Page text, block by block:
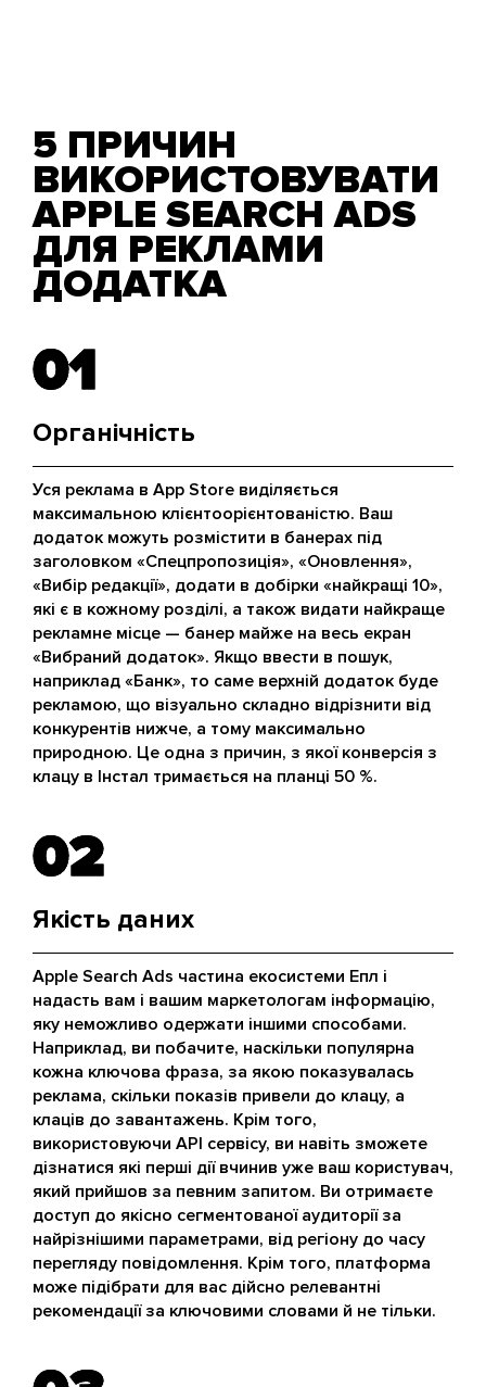
5 ПРИЧИН
ВИКОРИСТОВУВАТИ
APPLE SEARCH ADS
ДЛЯ РЕКЛАМИ
ДОДАТКА
01
01
Органічність
Уся реклама в App Store виділяється
максимальною клієнтоорієнтованістю. Ваш
додаток можуть розмістити в банерах під
заголовком «Спецпропозиція», «Оновлення»,
«Вибір редакції», додати в добірки «найкращі 10»,
які є в кожному розділі, а також видати найкраще
рекламне місце — банер майже на весь екран
«Вибраний додаток». Якщо ввести в пошук,
наприклад «Банк», то саме верхній додаток буде
рекламою, що візуально складно відрізнити від
конкурентів нижче, а тому максимально
природною. Це одна з причин, з якої конверсія з
клацу в Інстал тримається на планці 50 %.
02
02
Якість даних
Apple Search Ads частина екосистеми Епл і
надасть вам і вашим маркетологам інформацію,
яку неможливо одержати іншими способами.
Наприклад, ви побачите, наскільки популярна
кожна ключова фраза, за якою показувалась
реклама, скільки показів привели до клацу, а
клаців до завантажень. Крім того,
використовуючи API сервісу, ви навіть зможете
дізнатися які перші дії вчинив уже ваш користувач,
який прийшов за певним запитом. Ви отримаєте
доступ до якісно сегментованої аудиторії за
найрізнішими параметрами, від регіону до часу
перегляду повідомлення. Крім того, платформа
може підібрати для вас дійсно релевантні
рекомендації за ключовими словами й не тільки.